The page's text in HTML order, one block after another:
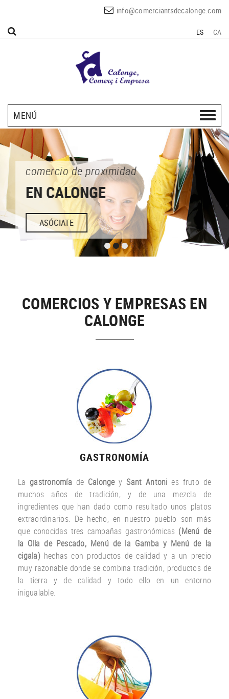
info@comerciantsdecalonge.com
ES CA
MENÚ
comercio de proximidad
EN CALONGE
ASÓCIATE
COMERCIOS Y EMPRESAS EN
CALONGE
GASTRONOMÍA
La gastronomía de Calongey Sant Antoni es fruto de
muchos años
de tradición, y de una mezcla
de
ingredientes que han dado como resultado unos platos
extraordinarios. De hecho, en nuestro pueblo son más
que conocidas tres campañas gastronómicas (Menú de
la Olla de Pescado, Menú de la Gamba y Menú de la
cigala) hechas con productos de calidad y a un precio
muy razonable donde se combina tradición, productos de
la tierra y de calidad y todo ello
en un entorno
inigualable.